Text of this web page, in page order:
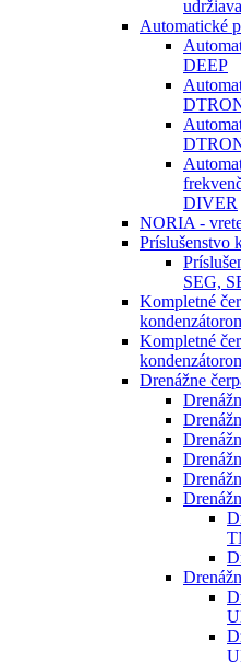
Automatické
DEEP
DIVER
NORIA -
Príslušenstvo
SEG,
Kompletné
Kompletné
Drenážne